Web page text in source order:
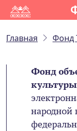
Главная Фонд
Фонд
народной